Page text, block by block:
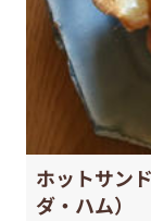
ホットサン
ダ・ハム）